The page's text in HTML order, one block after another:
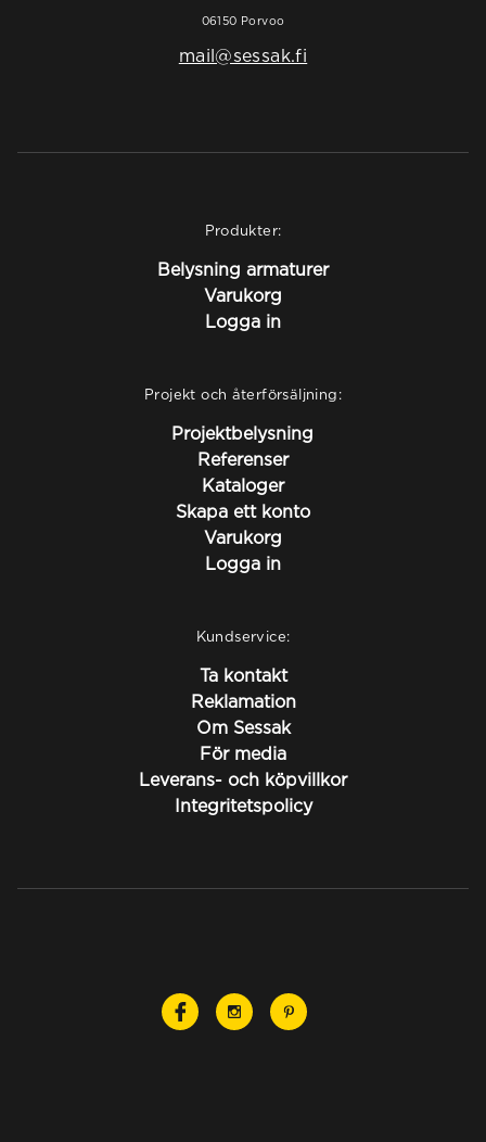
06150 Porvoo
mail@sessak.fi
Produkter:
Belysning armaturer
Varukorg
Logga in
Projekt och återförsäljning:
Projektbelysning
Referenser
Kataloger
Skapa ett konto
Varukorg
Logga in
Kundservice:
Ta kontakt
Reklamation
Om Sessak
För media
Leverans- och köpvillkor
Integritetspolicy